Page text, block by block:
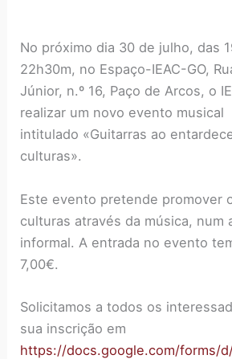
No próximo dia 30 de julho, das
22h30m, no Espaço-IEAC-GO,
Júnior, n.º 16, Paço de Arcos, o
realizar um novo evento musical
intitulado «Guitarras ao
culturas».
Este evento pretende promover
culturas através da música, num
informal. A entrada no evento
7,00€.
Solicitamos a todos os
sua inscrição em
https://docs.google.com/forms/d/